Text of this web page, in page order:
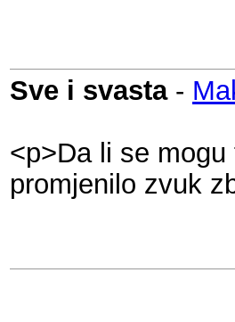
Sve i svasta-
<p>Da li se
promjenilo zvuk